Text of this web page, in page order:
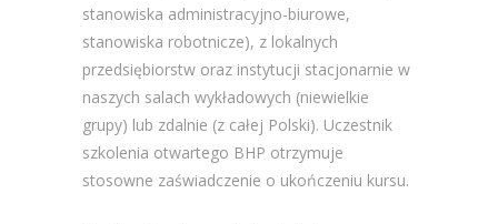
stanowiska administracyjno-biurowe,
stanowiska robotnicze), z lokalnych
przedsiębiorstw oraz instytucji stacjonarnie w
naszych salach wykładowych (niewielkie
grupy) lub zdalnie (z całej Polski). Uczestnik
szkolenia otwartego BHP otrzymuje
stosowne zaświadczenie o ukończeniu kursu.